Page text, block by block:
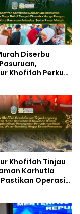
Diserbu
Khofifah Perkuat
Khofifah Tinjau
Karhutla
Operasi